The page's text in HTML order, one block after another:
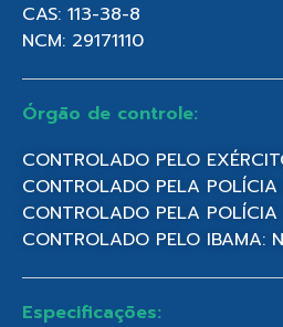
CAS: 113-38-8
NCM: 29171110
Órgão de controle:
CONTROLADO PELO
CONTROLADO PELA POLÍCIA
CONTROLADO PELA
CONTROLADO PELO IBAMA:
Especificações: